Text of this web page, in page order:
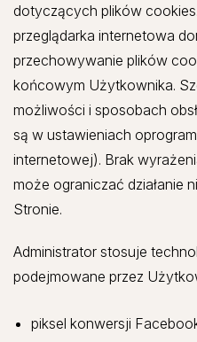
dotyczących plików
przeglądarka internetowa
przechowywanie plików
końcowym Użytkownika.
możliwości i sposobach
są w ustawieniach
internetowej). Brak
może ograniczać działanie
Stronie.
Administrator stosuje
podejmowane przez
piksel konwersji